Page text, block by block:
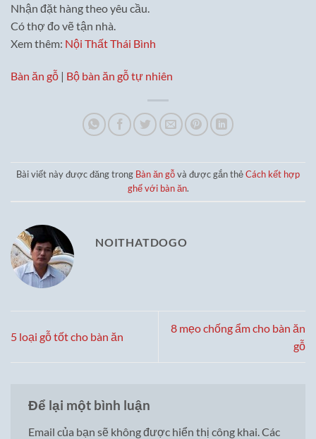
Nhận đặt hàng theo yêu cầu.
Có thợ đo vẽ tận nhà.
Xem thêm: Nội Thất Thái Bình
Bàn ăn gỗ | Bộ bàn ăn gỗ tự nhiên
Bài viết này được đăng trong Bàn ăn gỗvà được gắn thẻCách kết hợp
ghế với bàn ăn.
NOITHATDOGO
5 loại gỗ tốt cho bàn ăn
8 mẹo chống ẩm cho bàn ăn
gỗ
Để lại một bình luận
Email của bạn sẽ không được hiển thị công khai. Các